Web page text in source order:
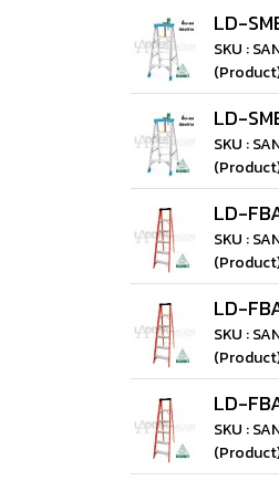
LD-
SKU :
LD-
SKU :
LD-
SKU :
LD-
SKU :
LD-
SKU :